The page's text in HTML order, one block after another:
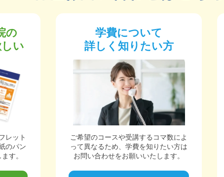
の
い
レット
のパン
す。
学費について
詳しく知りたい方
ご希望のコースや受講するコマ数によ
って異なるため、学費を知りたい方は
お問い合わせをお願いいたします。